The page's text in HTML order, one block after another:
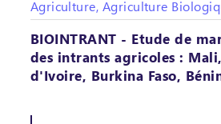
Agriculture, Agriculture
BIOINTRANT - Etude de
des intrants agricoles :
d'Ivoire, Burkina Faso,